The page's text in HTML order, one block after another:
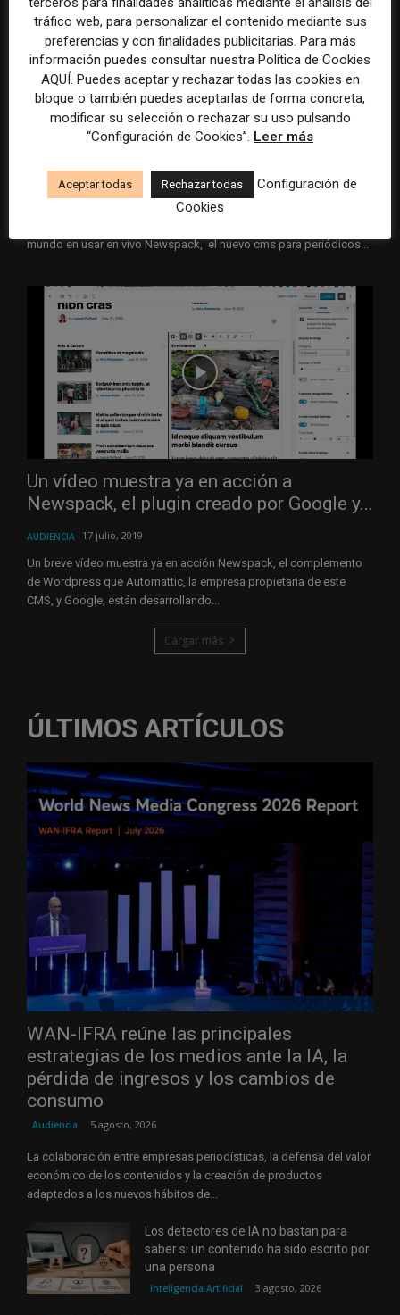
El periódico chileno El Soberano, el
primero en usar Newspack, el CMS
adaptado de...
DISEÑO 18 octubre, 2019
mundo en usar en vivo Newspack, el nuevo cms para periódicos...
Un vídeo muestra ya en acción a
Newspack, el plugin creado por Google y...
AUDIENCIA 17 julio, 2019
Un breve vídeo muestra ya en acción Newspack, el complemento
de Wordpress que Automattic, la empresa propietaria de este
CMS, y Google, están desarrollando...
Cargar más
ÚLTIMOS ARTÍCULOS
WAN-IFRA reúne las principales
estrategias de los medios ante la IA, la
pérdida de ingresos y los cambios de
consumo
Audiencia 5 agosto, 2026
La colaboración entre empresas periodísticas, la defensa del valor
económico de los contenidos y la creación de productos
adaptados a los nuevos hábitos de...
Los detectores de IA no bastan para
saber si un contenido ha sido escrito por
una persona
Inteligencia Artificial 3 agosto, 2026
tráfico web, para personalizar el contenido mediante sus
preferencias y con finalidades publicitarias. Para más
información puedes consultar nuestra Política de Cookies
AQUÍ. Puedes aceptar y rechazar todas las cookies en
bloque o también puedes aceptarlas de forma concreta,
modificar su selección o rechazar su uso pulsando
“Configuración de Cookies”. Leer más
Aceptar todas Rechazar todas
Configuración de
Cookies